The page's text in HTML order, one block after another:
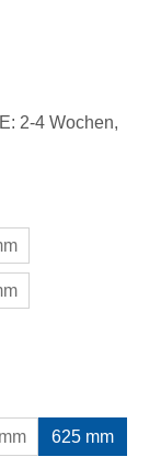
2-4 Wochen,
625 mm